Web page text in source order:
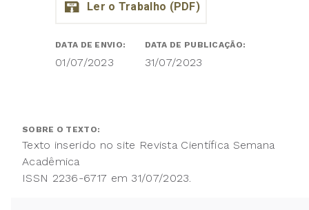
DATA DE ENVIO:
01/07/2023
DATA DE PUBLICAÇÃO:
31/07/2023
SOBRE O TEXTO:
Texto inserido no site Revista Científica Semana
Acadêmica
ISSN 2236-6717 em 31/07/2023.